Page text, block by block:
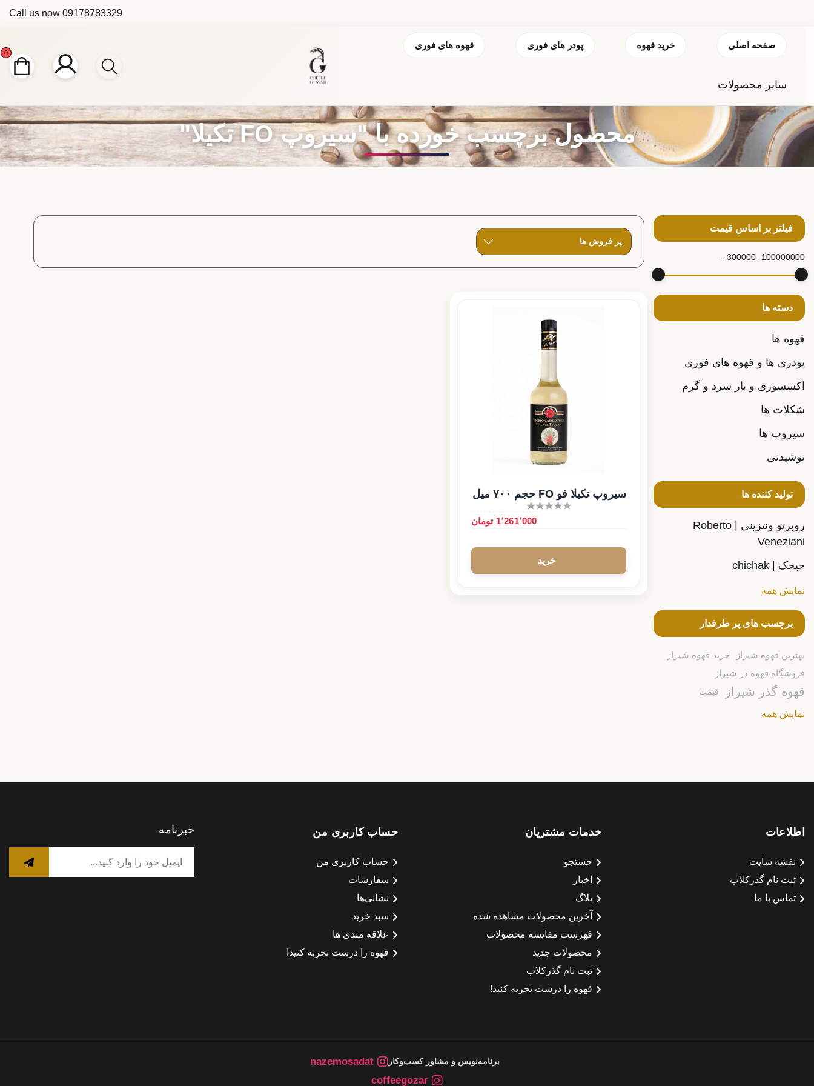
Call us now 09178783329
صفحه اصلی خرید قهوه پودر های فوری قهوه های فوری
سایر محصولات
0
محصول برچسب خورده با "سیروپ FO تکیلا"
فیلتر بر اساس قیمت
300000 - 100000000 -
دسته ها
قهوه ها
پودری ها و قهوه های فوری
اکسسوری و بار سرد و گرم
شکلات ها
سیروپ ها
نوشیدنی
تولید کننده ها
روبرتو ونتزینی | Roberto
Veneziani
چیچک | chichak
نمایش همه
برچسب های پر طرفدار
بهترین قهوه شیراز
خرید قهوه شیراز
فروشگاه قهوه در شیراز
قهوه گذر شیراز قیمت
نمایش همه
سیروپ تکیلا فو FO حجم ۷۰۰ میل
1٬261٬000 تومان
اطلاعات
نقشه سایت
ثبت نام گذرکلاب
تماس با ما
خدمات مشتریان
جستجو
اخبار
بلاگ
آخرین محصولات مشاهده شده
فهرست مقایسه محصولات
محصولات جدید
ثبت نام گذرکلاب
قهوه را درست تجربه کنید!
حساب کاربری من
حساب کاربری من
سفارشات
نشانی‌ها
سبد خرید
علاقه مندی ها
قهوه را درست تجربه کنید!
خبرنامه
برنامه‌نویس و مشاور کسب‌وکار
nazemosadat
coffeegozar